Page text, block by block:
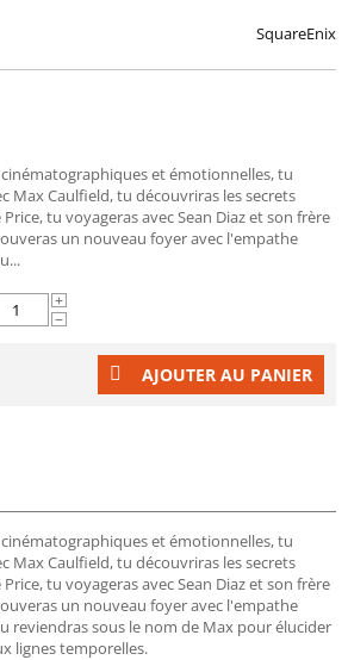
SquareEnix
et émotionnelles, tu
Max Caulfield, tu découvriras les secrets
tu voyageras avec Sean Diaz et son frère
un nouveau foyer avec l'empathe
+
−
AJOUTER AU PANIER
et émotionnelles, tu
Max Caulfield, tu découvriras les secrets
tu voyageras avec Sean Diaz et son frère
un nouveau foyer avec l'empathe
reviendras sous le nom de Max pour élucider
lignes temporelles.